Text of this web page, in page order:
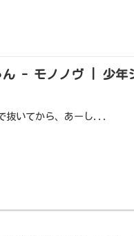
ん - モノノヴ | 少年
抜いてから、あーし...